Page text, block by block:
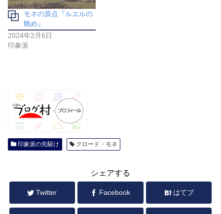
モネの原点『ルエルの
眺め』
2024年2月6日
印象派
印象派の先駆け クロード・モネ
シェアする
Twitter Facebook はてブ